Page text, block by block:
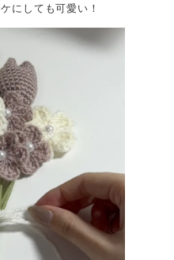
にしても可愛い！